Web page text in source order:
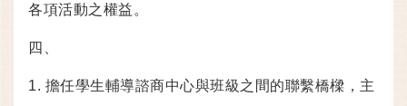
各項活動之權益。
四、
1. 擔任學生輔導諮商中心與班級之間的聯繫橋樑，主